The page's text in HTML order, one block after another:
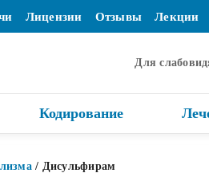
Лицензии Отзывы Лекции
Для
Кодирование
/ Дисульфирам